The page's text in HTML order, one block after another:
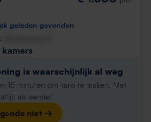
geleden gevonden
kamers
is waarschijnlijk al weg
15 minuten om kans te maken. Met
als eerste!
niet →